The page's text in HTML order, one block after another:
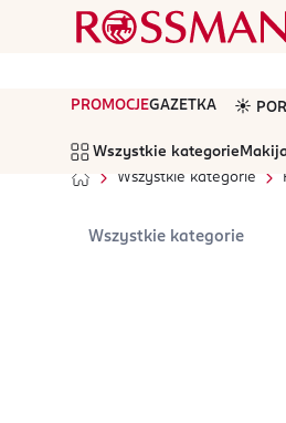
PROMOCJEGAZETKA ☀️
Wszystkie kategorie
Wszystkie kategorie
Wszystkie kategorie